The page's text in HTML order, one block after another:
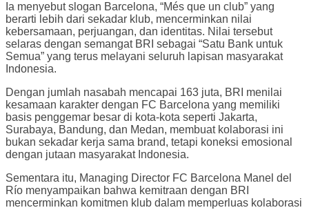
Ia menyebut slogan Barcelona, “Més que un club” yang
berarti lebih dari sekadar klub, mencerminkan nilai
kebersamaan, perjuangan, dan identitas. Nilai tersebut
selaras dengan semangat BRI sebagai “Satu Bank untuk
Semua” yang terus melayani seluruh lapisan masyarakat
Indonesia.
Dengan jumlah nasabah mencapai 163 juta, BRI menilai
kesamaan karakter dengan FC Barcelona yang memiliki
basis penggemar besar di kota-kota seperti Jakarta,
Surabaya, Bandung, dan Medan, membuat kolaborasi ini
bukan sekadar kerja sama brand, tetapi koneksi emosional
dengan jutaan masyarakat Indonesia.
Sementara itu, Managing Director FC Barcelona Manel del
Río menyampaikan bahwa kemitraan dengan BRI
mencerminkan komitmen klub dalam memperluas kolaborasi